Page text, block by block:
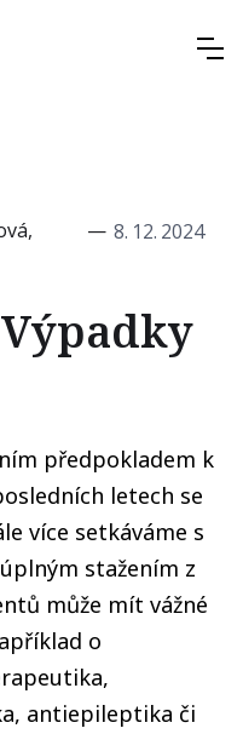
— 8. 12. 2024
předpokladem k
letech se
více setkáváme s
stažením z
může mít vážné
o
antiepileptika či